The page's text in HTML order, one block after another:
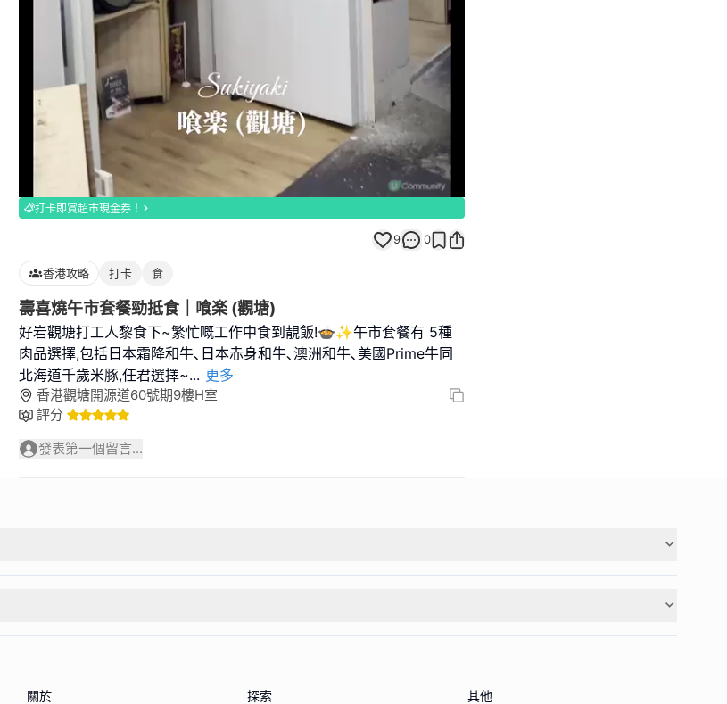
100.00%
Unmute
打卡即賞超市現金券！
9 0
香港攻略 打卡 食
壽喜燒午市套餐勁抵食｜喰楽 (觀塘)
好岩觀塘打工人黎食下~繁忙嘅工作中食到靚飯!🍲✨午市套餐有 5種
肉品選擇,包括日本霜降和牛､日本赤身和牛､澳洲和牛､美國Prime牛同
北海道千歲米豚,任君選擇~... 更多
香港觀塘開源道60號期9樓H室
評分
發表第一個留言...
關於 探索 其他